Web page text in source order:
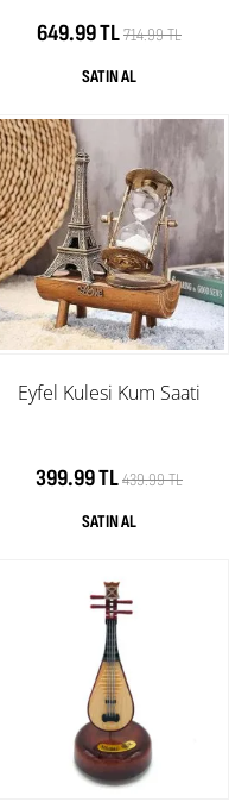
649.99 TL714.99 TL
Eyfel Kulesi Kum Saati
399.99 TL439.99 TL